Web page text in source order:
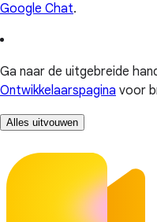
Google Chat.
Ga naar de uitgebreide
Ontwikkelaarspagina voor
Alles uitvouwen